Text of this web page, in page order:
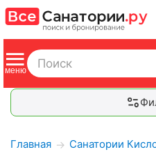
Главная → Санатории